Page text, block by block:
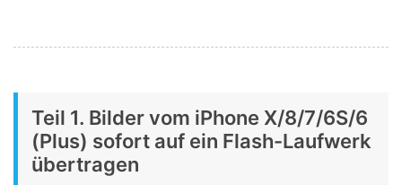
Teil 1. Bilder vom iPhone X/8/7/6S/6
(Plus) sofort auf ein Flash-Laufwerk
übertragen